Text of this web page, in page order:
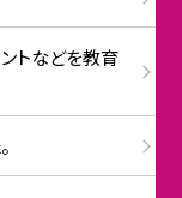
トなどを教育